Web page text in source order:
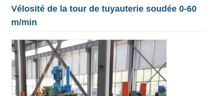
Vélosité de la tour de tuyauterie soudée 0-60
m/min